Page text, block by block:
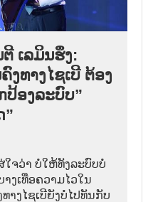
ເລມິນຮຶງ:
ທາງໄຊເບີ ຕ້ອງ
ປ້ອງລະບົບ”
”
ຈວ່າ ບໍ່ໃຫ້ທັງລະບົບບໍ່
ງເທື່ອຄວາມໄວໃນ
ງໄຊເບີຍັງບໍ່ໄປທັນກັບ